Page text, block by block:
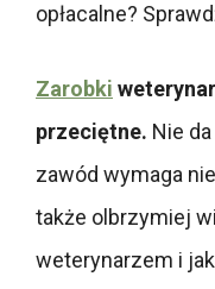
opłacalne?
Zarobki
przeciętne. Nie
zawód wymaga
także olbrzymiej
weterynarzem i